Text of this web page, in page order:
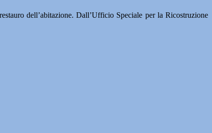
dell’abitazione. Dall’Ufficio Speciale per la Ricostruzione